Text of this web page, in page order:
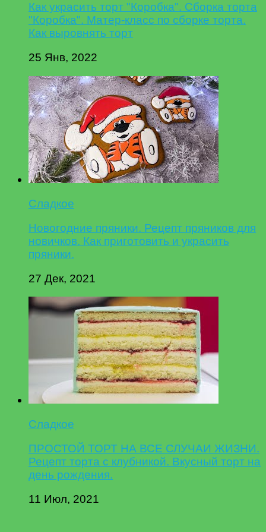
Как украсить торт "Коробка". Сборка торта
"Коробка". Матер-класс по сборке торта.
Как выровнять торт
25 Янв, 2022
Сладкое
Новогодние пряники. Рецепт пряников для
новичков. Как приготовить и украсить
пряники.
27 Дек, 2021
Сладкое
ПРОСТОЙ ТОРТ НА ВСЕ СЛУЧАИ ЖИЗНИ.
Рецепт торта с клубникой. Вкусный торт на
день рождения.
11 Июл, 2021